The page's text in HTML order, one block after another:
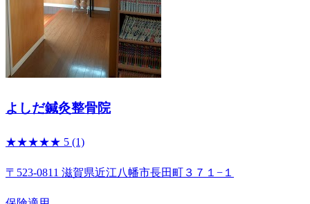
よしだ鍼灸整骨院
★★★★★ 5 (1)
〒523-0811 滋賀県近江八幡市長田町３７１−１